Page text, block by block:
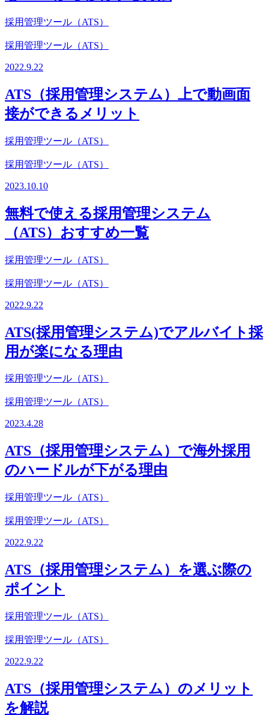
採用管理ツール（ATS）
採用管理ツール（ATS）
2022.9.22
ATS（採用管理システム）上で動画面
接ができるメリット
採用管理ツール（ATS）
採用管理ツール（ATS）
2023.10.10
無料で使える採用管理システム
（ATS）おすすめ一覧
採用管理ツール（ATS）
採用管理ツール（ATS）
2022.9.22
ATS(採用管理システム)でアルバイト採
用が楽になる理由
採用管理ツール（ATS）
採用管理ツール（ATS）
2023.4.28
ATS（採用管理システム）で海外採用
のハードルが下がる理由
採用管理ツール（ATS）
採用管理ツール（ATS）
2022.9.22
ATS（採用管理システム）を選ぶ際の
ポイント
採用管理ツール（ATS）
採用管理ツール（ATS）
2022.9.22
ATS（採用管理システム）のメリット
を解説